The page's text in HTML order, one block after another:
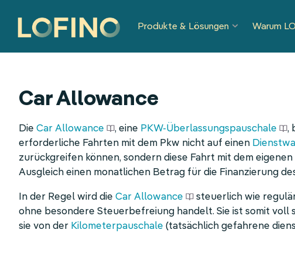
Navigation
Produkte & Lösungen Warum
Car Allowance
Die Car Allowance , eine PKW-Überlassungspauschale
,
erforderliche Fahrten mit dem Pkw nicht auf einen
zurückgreifen können, sondern diese Fahrt mit dem
Ausgleich einen monatlichen Betrag für die Finanzierung
In der Regel wird die Car Allowance steuerlich wie
ohne besondere Steuerbefreiung handelt. Sie ist somit
sie von der Kilometerpauschale (tatsächlich gefahrene